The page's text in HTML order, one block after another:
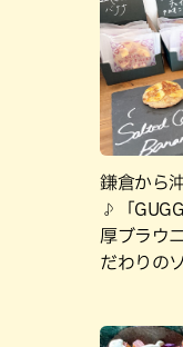
鎌倉から
♪「
厚ブラウ
だわりの